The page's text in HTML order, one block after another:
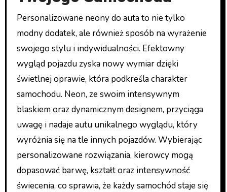
Personalizowane neony do auta to nie tylko
modny dodatek, ale również sposób na wyrażenie
swojego stylu i indywidualności. Efektowny
wygląd pojazdu zyska nowy wymiar dzięki
świetlnej oprawie, która podkreśla charakter
samochodu. Neon, ze swoim intensywnym
blaskiem oraz dynamicznym designem, przyciąga
uwagę i nadaje autu unikalnego wyglądu, który
wyróżnia się na tle innych pojazdów. Wybierając
personalizowane rozwiązania, kierowcy mogą
dopasować barwę, kształt oraz intensywność
świecenia, co sprawia, że każdy samochód staje się